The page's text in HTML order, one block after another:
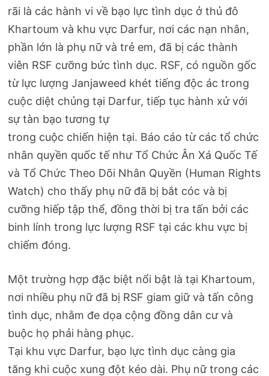
rãi là các hành vi về bạo lực tình dục ở thủ đô
Khartoum và khu vực Darfur, nơi các nạn nhân,
phần lớn là phụ nữ và trẻ em, đã bị các thành
viên RSF cưỡng bức tình dục. RSF, có nguồn gốc
từ lực lượng Janjaweed khét tiếng độc ác trong
cuộc diệt chủng tại Darfur, tiếp tục hành xử với
sự tàn bạo tương tự
trong cuộc chiến hiện tại. Báo cáo từ các tổ chức
nhân quyền quốc tế như Tổ Chức Ân Xá Quốc Tế
và Tổ Chức Theo Dõi Nhân Quyền (Human Rights
Watch) cho thấy phụ nữ đã bị bắt cóc và bị
cưỡng hiếp tập thể, đồng thời bị tra tấn bởi các
binh lính trong lực lượng RSF tại các khu vực bị
chiếm đóng.
Một trường hợp đặc biệt nổi bật là tại Khartoum,
nơi nhiều phụ nữ đã bị RSF giam giữ và tấn công
tình dục, nhằm đe dọa cộng đồng dân cư và
buộc họ phải hàng phục.
Tại khu vực Darfur, bạo lực tình dục càng gia
tăng khi cuộc xung đột kéo dài. Phụ nữ trong các